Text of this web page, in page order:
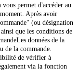
permet d'accéder au
Après avoir
(ou désignation
que les conditions de
Les données de la
de la commande.
de vérifier à
via la fonction